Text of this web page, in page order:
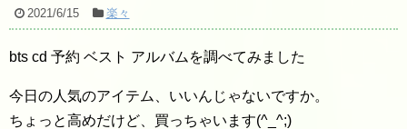
2021/6/15 楽々
bts cd 予約 ベスト アルバムを調べてみました
今日の人気のアイテム、いいんじゃないですか。
ちょっと高めだけど、買っちゃいます(^_^;)